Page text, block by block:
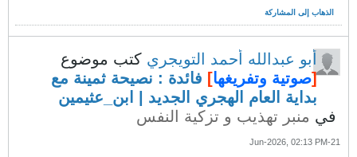
الذهاب إلى المشاركة
أبو عبدالله أحمد التويجري كتب موضوع
[صوتية وتفريغها] فائدة : نصيحة ثمينة مع
بداية العام الهجري الجديد | ابن_عثيمين
في منبر تهذيب و تزكية النفس
21-Jun-2026, 02:13 PM